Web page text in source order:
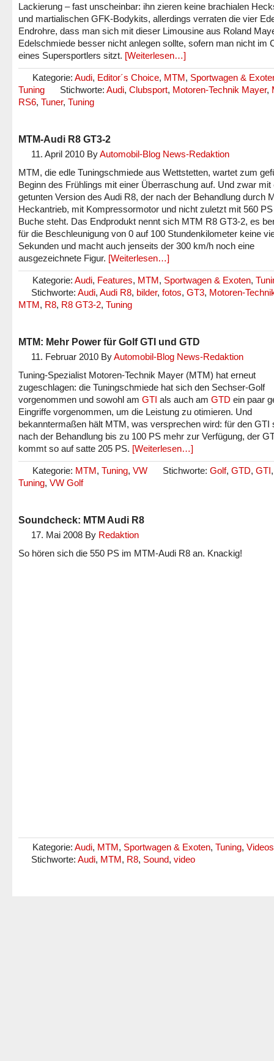
Lackierung – fast unscheinbar: ihn zieren keine brachialen
und martialischen GFK-Bodykits, allerdings verraten die vier
Endrohre, dass man sich mit dieser Limousine aus Roland
Edelschmiede besser nicht anlegen sollte, sofern man nicht im
eines Supersportlers sitzt. [Weiterlesen…]
Kategorie: Audi, Editor´s Choice, MTM, Sportwagen &
Tuning
Stichworte: Audi, Clubsport, Motoren-Technik Mayer,
RS6, Tuner, Tuning
MTM-Audi R8 GT3-2
11. April 2010 ByAutomobil-Blog News-Redaktion
MTM, die edle Tuningschmiede aus Wettstetten, wartet zum
Beginn des Frühlings mit einer Überraschung auf. Und zwar mit
getunten Version des Audi R8, der nach der Behandlung durch
Heckantrieb, mit Kompressormotor und nicht zuletzt mit 560
Buche steht. Das Endprodukt nennt sich MTM R8 GT3-2, es
für die Beschleunigung von 0 auf 100 Stundenkilometer keine
Sekunden und macht auch jenseits der 300 km/h noch eine
ausgezeichnete Figur. [Weiterlesen…]
Kategorie: Audi, Features, MTM, Sportwagen & Exoten,
Stichworte: Audi, Audi R8, bilder, fotos, GT3, Motoren-
MTM, R8, R8 GT3-2, Tuning
MTM: Mehr Power für Golf GTI und GTD
11. Februar 2010 ByAutomobil-Blog News-Redaktion
Tuning-Spezialist Motoren-Technik Mayer (MTM) hat erneut
zugeschlagen: die Tuningschmiede hat sich den Sechser-Golf
vorgenommen und sowohl am GTI als auch am GTD ein paar
Eingriffe vorgenommen, um die Leistung zu otimieren. Und
bekanntermaßen hält MTM, was versprechen wird: für den GTI
nach der Behandlung bis zu 100 PS mehr zur Verfügung, der
kommt so auf satte 205 PS. [Weiterlesen…]
Kategorie: MTM, Tuning, VW Stichworte: Golf, GTD, GTI
Tuning, VW Golf
Soundcheck: MTM Audi R8
17. Mai 2008 By Redaktion
So hören sich die 550 PS im MTM-Audi R8 an. Knackig!
Kategorie: Audi, MTM, Sportwagen & Exoten, Tuning, Videos
Stichworte: Audi, MTM, R8, Sound, video